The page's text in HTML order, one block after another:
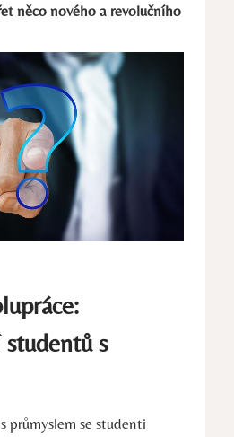
něco nového⁤ a revolučního
s
průmyslem se studenti